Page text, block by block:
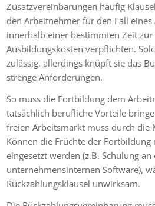
Zusatzvereinbarungen häufig
den Arbeitnehmer für den Fall
innerhalb einer bestimmten Zeit zur
Ausbildungskosten verpflichten.
zulässig, allerdings knüpft sie das
strenge Anforderungen.
So muss die Fortbildung dem
tatsächlich berufliche Vorteile
freien Arbeitsmarkt muss durch die
Können die Früchte der
eingesetzt werden (z.B. Schulung
unternehmensinternen Software),
Rückzahlungsklausel unwirksam.